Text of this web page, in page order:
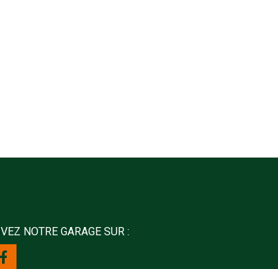
NOTRE GARAGE SUR :